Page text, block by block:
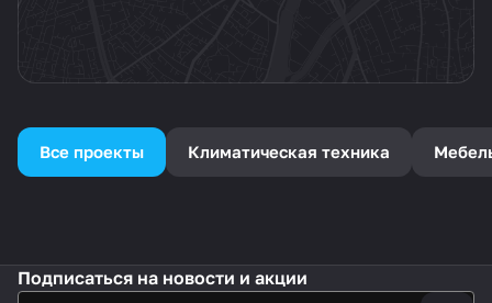
Все проекты Климатическая техника
Подписаться на новости и акции